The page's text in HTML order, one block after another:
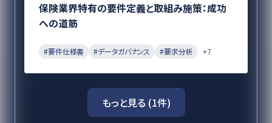
保険業界特有の要件定義と取組み施策：成功
への道筋
#要件仕様書 #データガバナンス #要求分析 +7
もっと見る (1件)